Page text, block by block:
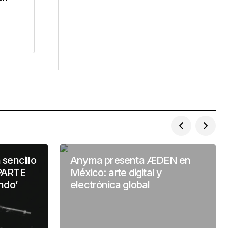
Anyma presenta ÆDEN en
México: arte digital y
electrónica global